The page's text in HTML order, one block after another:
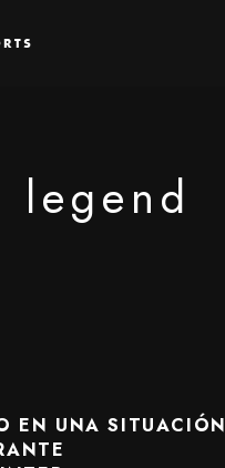
legend
EN UNA SITUACIÓN